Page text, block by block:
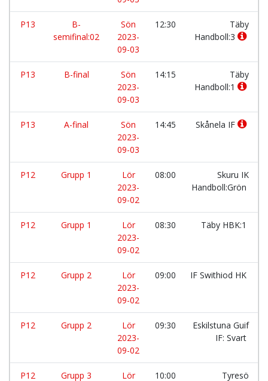
P13
B-
semifinal:02
Sön
2023-
09-03
12:30
Täby
Handboll:3
P13 B-final
Sön
2023-
09-03
14:15
Täby
Handboll:1
P13 A-final
Sön
2023-
09-03
14:45 Skånela IF
P12 Grupp 1
Lör
2023-
09-02
08:00
Skuru IK
Handboll:Grön
P12 Grupp 1
Lör
2023-
09-02
08:30 Täby HBK:1
P12 Grupp 2
Lör
2023-
09-02
09:00 IF Swithiod HK
P12 Grupp 2
Lör
2023-
09-02
09:30
Eskilstuna Guif
IF: Svart
P12 Grupp 3
Lör
10:00
Tyresö